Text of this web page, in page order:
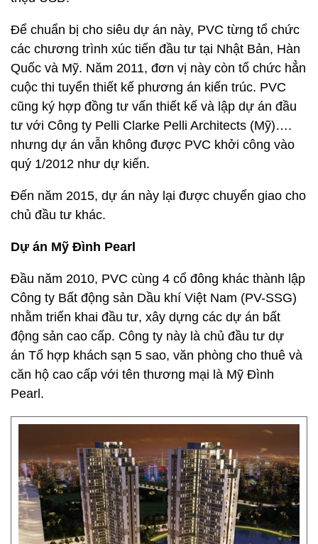
Để chuẩn bị cho siêu dự án này, PVC từng tổ chức
các chương trình xúc tiến đầu tư tại Nhật Bản, Hàn
Quốc và Mỹ. Năm 2011, đơn vị này còn tổ chức hẳn
cuộc thi tuyển thiết kế phương án kiến trúc. PVC
cũng ký hợp đồng tư vấn thiết kế và lập dự án đầu
tư với Công ty Pelli Clarke Pelli Architects (Mỹ)….
nhưng dự án vẫn không được PVC khởi công vào
quý 1/2012 như dự kiến.
Đến năm 2015, dự án này lại được chuyển giao cho
chủ đầu tư khác.
Dự án Mỹ Đình Pearl
Đầu năm 2010, PVC cùng 4 cổ đông khác thành lập
Công ty Bất động sản Dầu khí Việt Nam (PV-SSG)
nhằm triển khai đầu tư, xây dựng các dự án bất
động sản cao cấp. Công ty này là chủ đầu tư dự
án Tổ hợp khách sạn 5 sao, văn phòng cho thuê và
căn hộ cao cấp với tên thương mại là Mỹ Đình
Pearl.